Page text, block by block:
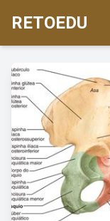
RETOEDU